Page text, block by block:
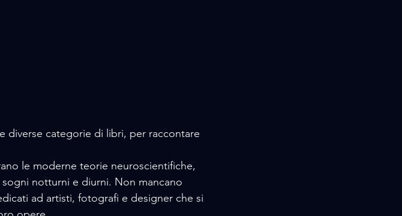
diverse categorie di libri, per raccontare
le moderne teorie neuroscientifiche,
notturni e diurni. Non mancano
ad artisti, fotografi e designer che si